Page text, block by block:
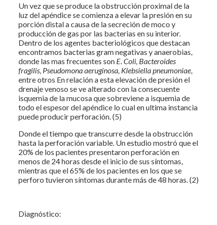
Un vez que se produce la obstrucción proximal de la
luz del apéndice se comienza a elevar la presión en su
porción distal a causa de la secreción de moco y
producción de gas por las bacterias en su interior.
Dentro de los agentes bacteriológicos que destacan
encontramos bacterias gram negativas y anaerobias,
donde las mas frecuentes son E. Coli, Bacteroides
fragilis, Pseudomona aeruginosa, Klebsiella pneumoniae
entre otros En relación a esta elevación de presión el
drenaje venoso se ve alterado con la consecuente
isquemia de la mucosa que sobreviene a isquemia de
todo el espesor del apéndice lo cual en ultima instancia
puede producir perforación. (5)
Donde el tiempo que transcurre desde la obstrucción
hasta la perforación variable. Un estudio mostró que el
20% de los pacientes presentaron perforación en
menos de 24 horas desde el inicio de sus síntomas,
mientras que el 65% de los pacientes en los que se
perforo tuvieron síntomas durante más de 48 horas. (2)
Diagnóstico: